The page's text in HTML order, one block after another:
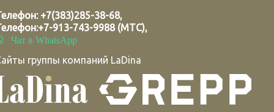
+7(383)285-38-68,
+7-913-743-9988 (МТС),
Чат в WhatsApp
группы компаний LaDina